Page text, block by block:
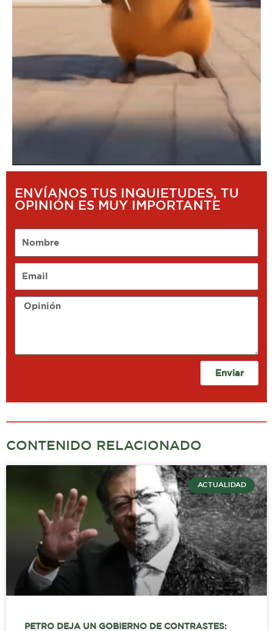
ENVÍANOS TUS INQUIETUDES, TU
OPINIÓN ES MUY IMPORTANTE
Opinión
Enviar
CONTENIDO RELACIONADO
ACTUALIDAD
PETRO DEJA UN GOBIERNO DE CONTRASTES: